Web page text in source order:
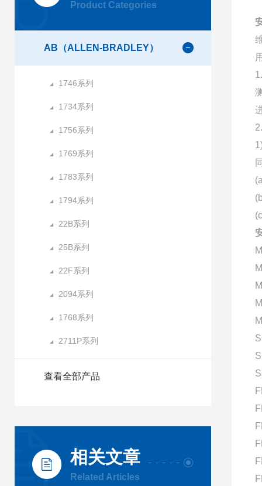
Product Categories
AB（ALLEN-BRADLEY）
1746系列
1734系列
1756系列
1769系列
1783系列
1794系列
22B系列
25B系列
22F系列
2094系列
1768系列
2711P系列
查看全部产品
相关文章
Related Articles